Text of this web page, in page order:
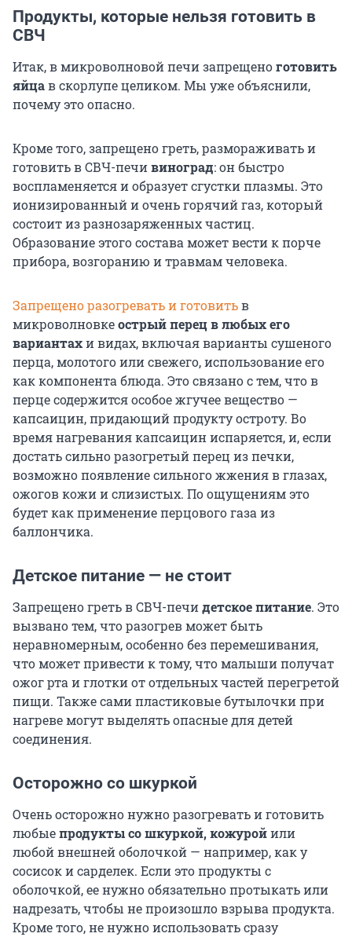
Продукты, которые нельзя готовить в
СВЧ
Итак, в микроволновой печи запрещеноготовить
яйцав скорлупе целиком. Мы уже объяснили,
почему это опасно.
Кроме того, запрещено греть, размораживать и
готовить в СВЧ-печивиноград: он быстро
воспламеняется и образует сгустки плазмы. Это
ионизированный и очень горячий газ, который
состоит из разнозаряженных частиц.
Образование этого состава может вести к порче
прибора, возгоранию и травмам человека.
Запрещено разогревать и готовитьв
микроволновкеострый перец в любых его
вариантахи видах, включая варианты сушеного
перца, молотого или свежего, использование его
как компонента блюда. Это связано с тем, что в
перце содержится особое жгучее вещество —
капсаицин, придающий продукту остроту. Во
время нагревания капсаицин испаряется, и, если
достать сильно разогретый перец из печки,
возможно появление сильного жжения в глазах,
ожогов кожи и слизистых. По ощущениям это
будет как применение перцового газа из
баллончика.
Детское питание — не стоит
Запрещено греть в СВЧ-печидетское питание. Это
вызвано тем, что разогрев может быть
неравномерным, особенно без перемешивания,
что может привести к тому, что малыши получат
ожог рта и глотки от отдельных частей перегретой
пищи. Также сами пластиковые бутылочки при
нагреве могут выделять опасные для детей
соединения.
Осторожно со шкуркой
Очень осторожно нужно разогревать и готовить
любыепродукты со шкуркой, кожуройили
любой внешней оболочкой — например, как у
сосисок и сарделек. Если это продукты с
оболочкой, ее нужно обязательно протыкать или
надрезать, чтобы не произошло взрыва продукта.
Кроме того, не нужно использовать сразу